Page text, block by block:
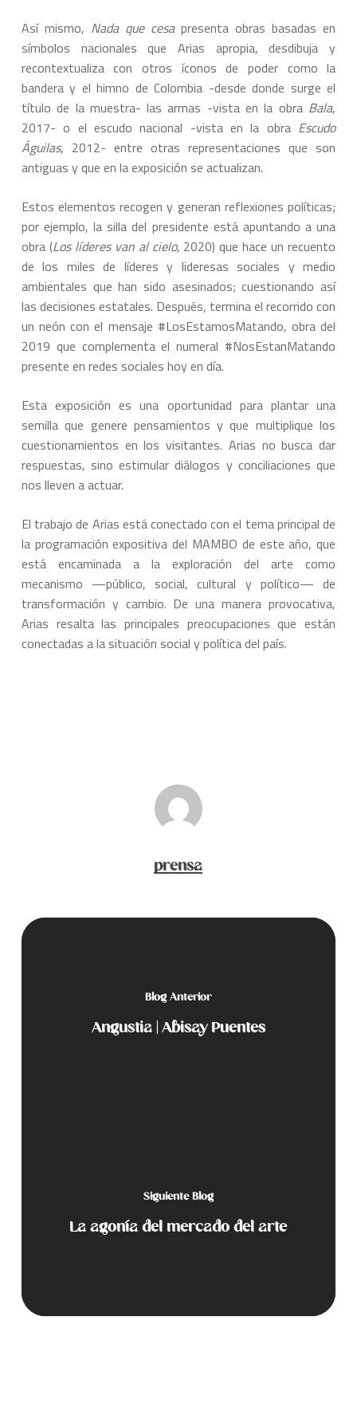
Así mismo, Nada que cesapresenta obras basadas en
símbolos nacionales que Arias apropia, desdibuja y
recontextualiza con otros íconos de poder como la
bandera y el himno de Colombia -desde donde surge el
título de la muestra- las armas -vista en la obra Bala,
2017- o el escudo nacional -vista en la obra Escudo
Águilas, 2012- entre otras representaciones que son
antiguas y que en la exposición se actualizan.
Estos elementos recogen y generan reflexiones políticas;
por ejemplo, la silla del presidente está apuntando a una
obra (Los líderes van al cielo, 2020) que hace un recuento
de los miles de líderes y lideresas sociales y medio
ambientales que han sido asesinados; cuestionando así
las decisiones estatales. Después, termina el recorrido con
un neón con el mensaje #LosEstamosMatando, obra del
2019 que complementa el numeral #NosEstanMatando
presente en redes sociales hoy en día.
Esta exposición es una oportunidad para plantar una
semilla que genere pensamientos y que multiplique los
cuestionamientos en los visitantes. Arias no busca dar
respuestas, sino estimular diálogos y conciliaciones que
nos lleven a actuar.
El trabajo de Arias está conectado con el tema principal de
la programación expositiva del MAMBO de este año, que
está encaminada a la exploración del arte como
mecanismo —público, social, cultural y político— de
transformación y cambio. De una manera provocativa,
Arias resalta las principales preocupaciones que están
conectadas a la situación social y política del país.
prensa
Blog Anterior
Angustia | Abisay Puentes
Siguiente Blog
La agonía del mercado del arte